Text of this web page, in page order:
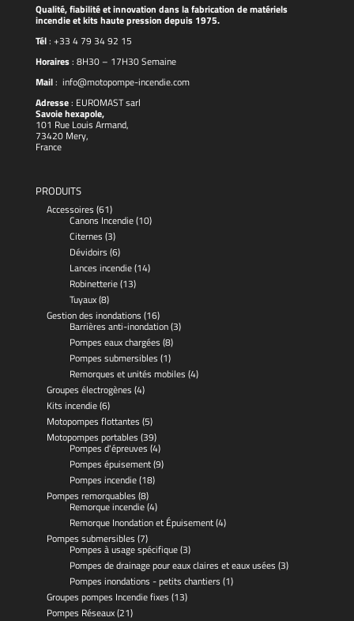
Qualité, fiabilité et innovation dans la fabrication de matériels
incendie et kits haute pression depuis 1975.
Tél: +33 4 79 34 92 15
Horaires: 8H30 – 17H30 Semaine
Mail: info@motopompe-incendie.com
Adresse: EUROMASTsarl
Savoie hexapole,
101 Rue Louis Armand,
73420 Mery,
France
PRODUITS
Accessoires (61)
Canons Incendie(10)
Citernes (3)
Dévidoirs (6)
Lances incendie(14)
Robinetterie(13)
Tuyaux(8)
Gestion des inondations (16)
Barrières anti-inondation(3)
Pompes eaux chargées (8)
Pompes submersibles (1)
Remorques et unités mobiles (4)
Groupes électrogènes (4)
Kits incendie(6)
Motopompes flottantes (5)
Motopompes portables (39)
Pompes d'épreuves (4)
Pompes épuisement(9)
Pompes incendie(18)
Pompes remorquables (8)
Remorque incendie(4)
Remorque Inondation et Épuisement(4)
Pompes submersibles (7)
Pompes à usage spécifique(3)
Pompes de drainage pour eaux claires et eaux usées (3)
Pompes inondations - petits chantiers (1)
Groupes pompes Incendie fixes (13)
Pompes Réseaux(21)